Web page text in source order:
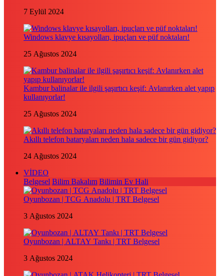
7 Eylül 2024
Windows klavye kısayolları, ipuçları ve püf noktaları!
25 Ağustos 2024
Kambur balinalar ile ilgili şaşırtıcı keşif: Avlanırken alet yapıp
kullanıyorlar!
25 Ağustos 2024
Akıllı telefon bataryaları neden hala sadece bir gün gidiyor?
24 Ağustos 2024
VİDEO
Belgesel Bilim Bakalım Bilimin Ev Hali
Oyunbozan | TCG Anadolu | TRT Belgesel
3 Ağustos 2024
Oyunbozan | ALTAY Tankı | TRT Belgesel
3 Ağustos 2024